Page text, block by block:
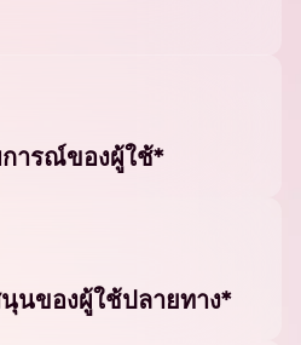
ารณ์ของผู้ใช้*
นของผู้ใช้ปลายทาง*